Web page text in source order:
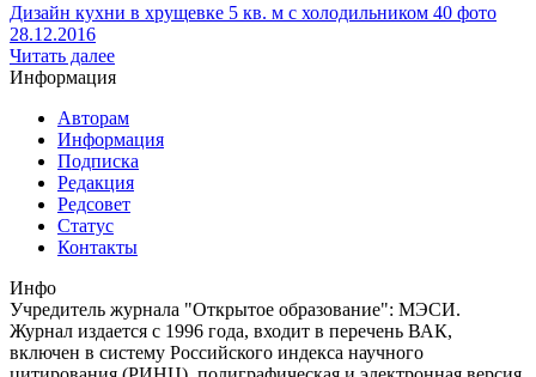
Дизайн кухни в хрущевке 5 кв. м с холодильником 40 фото
28.12.2016
Читать далее
Информация
Авторам
Информация
Подписка
Редакция
Редсовет
Статус
Контакты
Инфо
Учредитель журнала "Открытое образование": МЭСИ.
Журнал издается с 1996 года, входит в перечень ВАК,
включен в систему Российского индекса научного